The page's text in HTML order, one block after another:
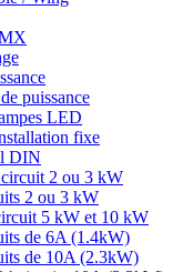
puissance
LED
fixe
DIN
2 ou 3 kW
2 ou 3 kW
5 kW et 10 kW
de 6A (1.4kW)
de 10A (2.3kW)